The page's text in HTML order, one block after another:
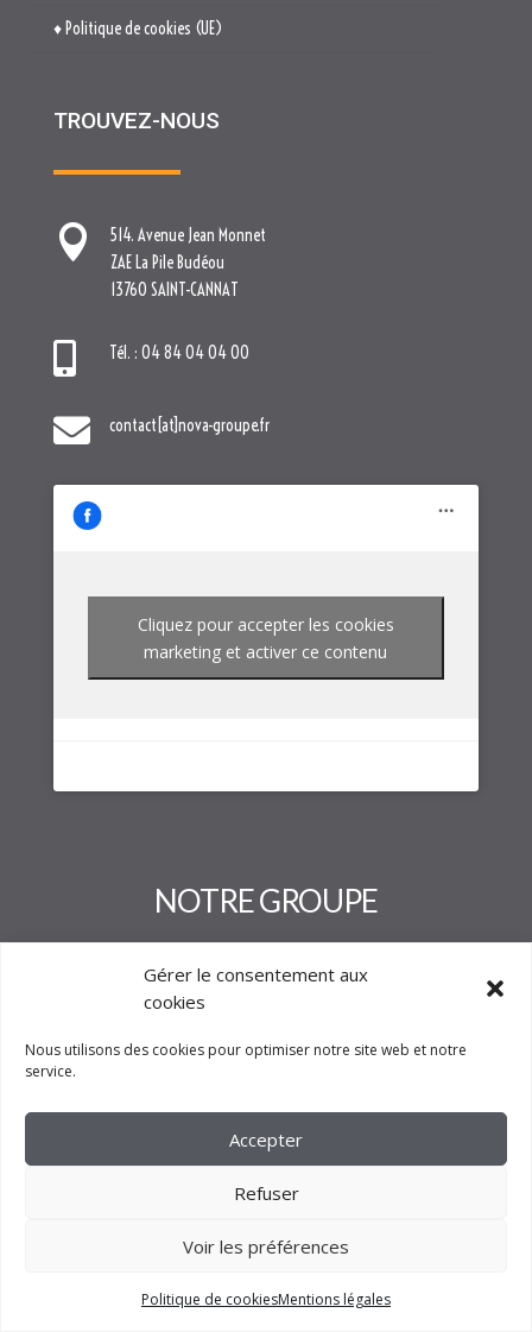
Gérer le consentement aux
cookies
Nous utilisons des cookies pour optimiser notre site web et notre
service.
Accepter
Refuser
Voir les préférences
Politique de cookiesMentions légales

ZAE La Pile Budéou

contact[at]nova-groupe.fr
Cliquez pour accepter les cookies